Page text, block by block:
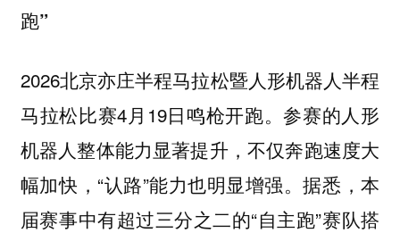
跑”
2026北京亦庄半程马拉松暨人形机器人半程
马拉松比赛4月19日鸣枪开跑。参赛的人形
机器人整体能力显著提升，不仅奔跑速度大
幅加快，“认路”能力也明显增强。据悉，本
届赛事中有超过三分之二的“自主跑”赛队搭